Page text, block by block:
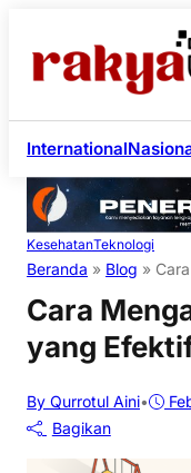
International
KesehatanTeknologi
Beranda » Blog »
Cara
yang
By Qurrotul Aini•
Bagikan